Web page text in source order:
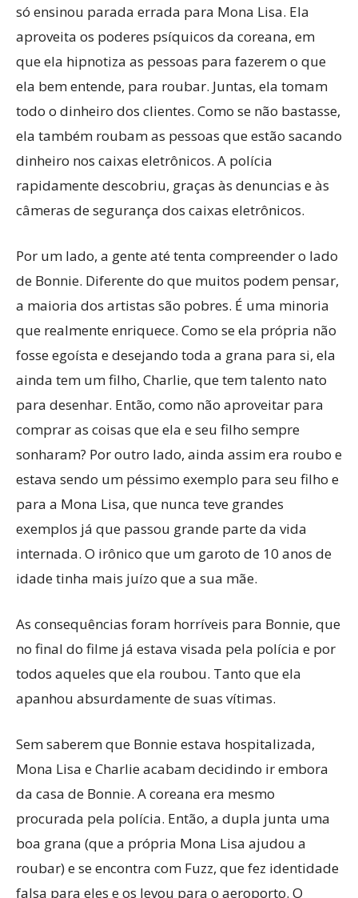
só ensinou parada errada para Mona Lisa. Ela
aproveita os poderes psíquicos da coreana, em
que ela hipnotiza as pessoas para fazerem o que
ela bem entende, para roubar. Juntas, ela tomam
todo o dinheiro dos clientes. Como se não bastasse,
ela também roubam as pessoas que estão sacando
dinheiro nos caixas eletrônicos. A polícia
rapidamente descobriu, graças às denuncias e às
câmeras de segurança dos caixas eletrônicos.
Por um lado, a gente até tenta compreender o lado
de Bonnie. Diferente do que muitos podem pensar,
a maioria dos artistas são pobres. É uma minoria
que realmente enriquece. Como se ela própria não
fosse egoísta e desejando toda a grana para si, ela
ainda tem um filho, Charlie, que tem talento nato
para desenhar. Então, como não aproveitar para
comprar as coisas que ela e seu filho sempre
sonharam? Por outro lado, ainda assim era roubo e
estava sendo um péssimo exemplo para seu filho e
para a Mona Lisa, que nunca teve grandes
exemplos já que passou grande parte da vida
internada. O irônico que um garoto de 10 anos de
idade tinha mais juízo que a sua mãe.
As consequências foram horríveis para Bonnie, que
no final do filme já estava visada pela polícia e por
todos aqueles que ela roubou. Tanto que ela
apanhou absurdamente de suas vítimas.
Sem saberem que Bonnie estava hospitalizada,
Mona Lisa e Charlie acabam decidindo ir embora
da casa de Bonnie. A coreana era mesmo
procurada pela polícia. Então, a dupla junta uma
boa grana (que a própria Mona Lisa ajudou a
roubar) e se encontra com Fuzz, que fez identidade
falsa para eles e os levou para o aeroporto. O